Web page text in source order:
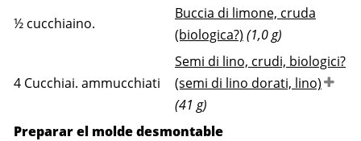
½ cucchiaino.
Buccia di limone, cruda
(biologica?) (1,0 g)
4 Cucchiai. ammucchiati
Semi di lino, crudi, biologici?
(semi di lino dorati, lino)
(41 g)
Preparar el molde desmontable